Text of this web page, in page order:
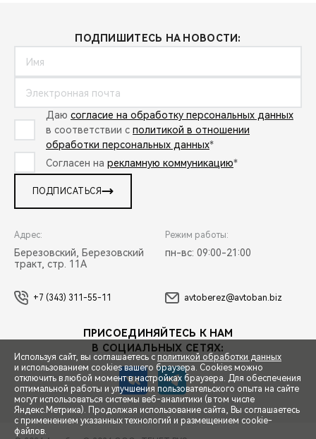
СПЕЦПРЕДЛОЖЕНИЯ
ПОДПИШИТЕСЬ НА НОВОСТИ:
Даю согласие на обработку персональных данных
в соответствии с политикой в отношении
обработки персональных данных*
Согласен на рекламную коммуникацию*
ПОДПИСАТЬСЯ
Адрес:
Березовский, Березовский
тракт, стр. 11А
Режим работы:
пн-вс: 09:00-21:00
+7 (343) 311-55-11 avtoberez@avtoban.biz
ПРИСОЕДИНЯЙТЕСЬ К НАМ
В СОЦИАЛЬНЫХ СЕТЯХ:
Используя сайт, вы соглашаетесь с политикой обработки данных
и использованием cookies вашего браузера. Cookies можно
отключить в любой момент в настройках браузера. Для обеспечения
оптимальной работы и улучшения пользовательского опыта на сайте
могут использоваться системы веб-аналитики (в том числе
Яндекс.Метрика). Продолжая использование сайта, Вы соглашаетесь
с применением указанных технологий и размещением cookie-
файлов.